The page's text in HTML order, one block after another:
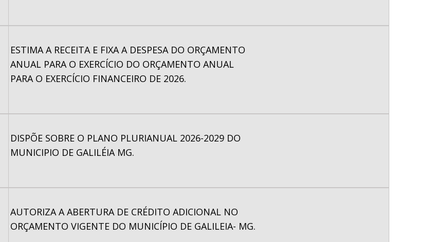
ESTIMA A RECEITA E FIXA A DESPESA DO ORÇAMENTO
ANUAL PARA O EXERCÍCIO DO ORÇAMENTO ANUAL
PARA O EXERCÍCIO FINANCEIRO DE 2026.
DISPÕE SOBRE O PLANO PLURIANUAL 2026-2029 DO
MUNICIPIO DE GALILÉIA MG.
AUTORIZA A ABERTURA DE CRÉDITO ADICIONAL NO
ORÇAMENTO VIGENTE DO MUNICÍPIO DE GALILEIA- MG.